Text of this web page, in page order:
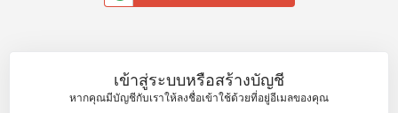
เข้าสู่ระบบหรือสร้างบัญชี
หากคุณมีบัญชีกับเราให้ลงชื่อเข้าใช้ด้วยที่อยู่อีเมลของคุณ